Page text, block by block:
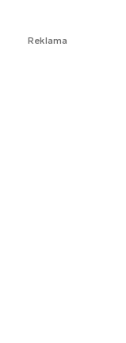
Reklama